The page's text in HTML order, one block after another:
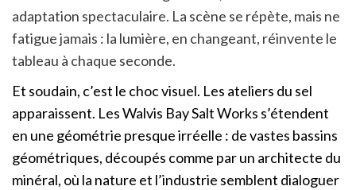
adaptation spectaculaire. La scène se répète, mais ne
fatigue jamais : la lumière, en changeant, réinvente le
tableau à chaque seconde.
Et soudain, c’est le choc visuel. Les ateliers du sel
apparaissent. Les Walvis Bay Salt Works s’étendent
en une géométrie presque irréelle : de vastes bassins
géométriques, découpés comme par un architecte du
minéral, où la nature et l’industrie semblent dialoguer